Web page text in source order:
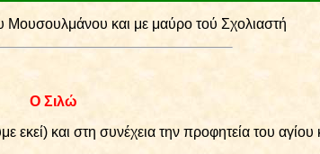
Μουσουλμάνου και με μαύρο τού Σχολιαστή
Ο Σιλώ
και στη συνέχεια την προφητεία του αγίου